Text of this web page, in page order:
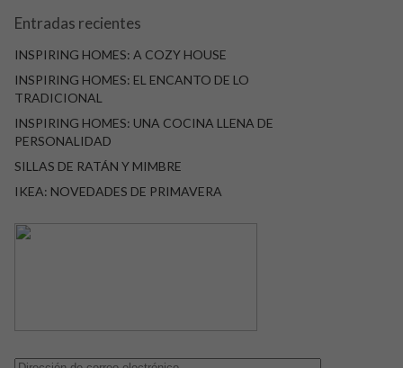
Entradas recientes
INSPIRING HOMES: A COZY HOUSE
INSPIRING HOMES: EL ENCANTO DE LO
TRADICIONAL
INSPIRING HOMES: UNA COCINA LLENA DE
PERSONALIDAD
SILLAS DE RATÁN Y MIMBRE
IKEA: NOVEDADES DE PRIMAVERA